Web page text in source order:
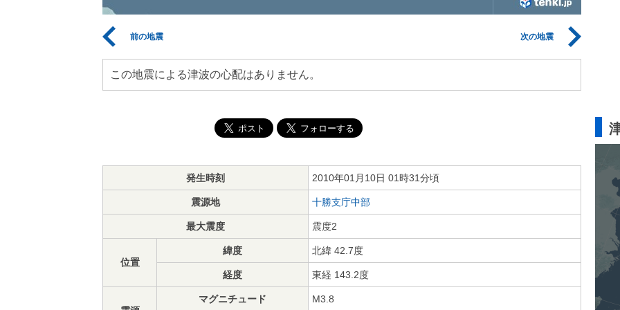
前の地震 次の地震
この地震による津波の心配はありません。
発生時刻 2010年01月10日 01時31分頃
震源地 十勝支庁中部
最大震度 震度2
位置
緯度 北緯 42.7度
経度 東経 143.2度
マグニチュード M3.8